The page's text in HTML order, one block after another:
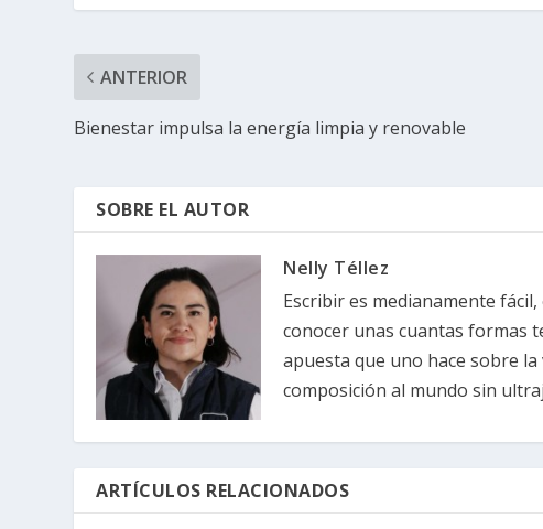
ANTERIOR
Bienestar impulsa la energía limpia y renovable
SOBRE EL AUTOR
Nelly Téllez
Escribir es medianamente
conocer unas cuantas formas
apuesta que uno hace sobre
composición al mundo sin
ARTÍCULOS RELACIONADOS